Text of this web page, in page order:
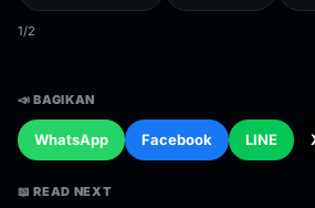
1/2
📣 BAGIKAN
WhatsApp Facebook LINE
📖 READ NEXT